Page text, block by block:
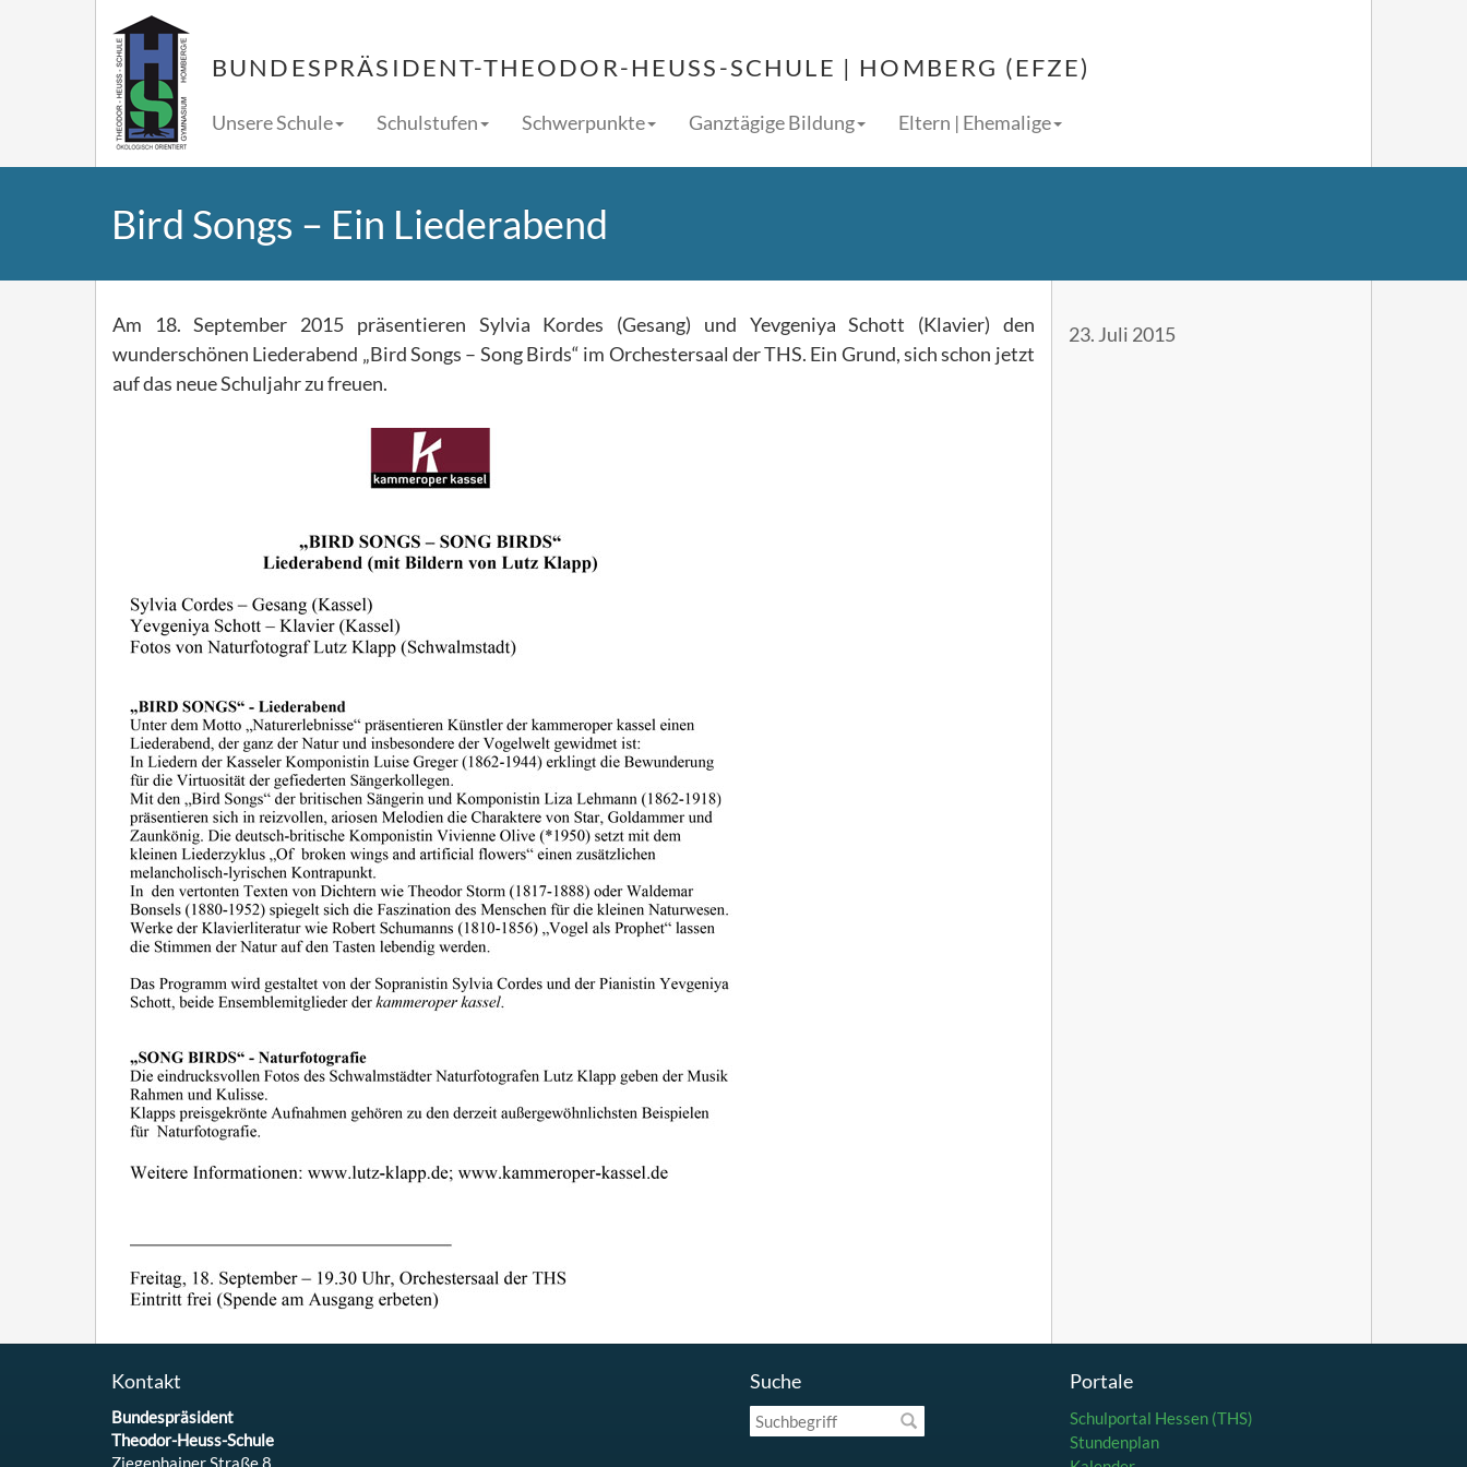
BUNDESPRÄSIDENT-THEODOR-HEUSS-SCHULE | HOMBERG (EFZE)
Unsere Schule Schulstufen Schwerpunkte Ganztägige Bildung Eltern | Ehemalige
Bird Songs – Ein Liederabend
Am 18. September 2015 präsentieren Sylvia Kordes (Gesang) und Yevgeniya Schott (Klavier) den
wunderschönen Liederabend „Bird Songs – Song Birds“ im Orchestersaal der THS. Ein Grund, sich schon jetzt
auf das neue Schuljahr zu freuen.
23. Juli 2015
Suche
Suchbegriff
Portale
Schulportal Hessen (THS)
Stundenplan
Kontakt
Bundespräsident
Theodor-Heuss-Schule
Ziegenhainer Straße 8